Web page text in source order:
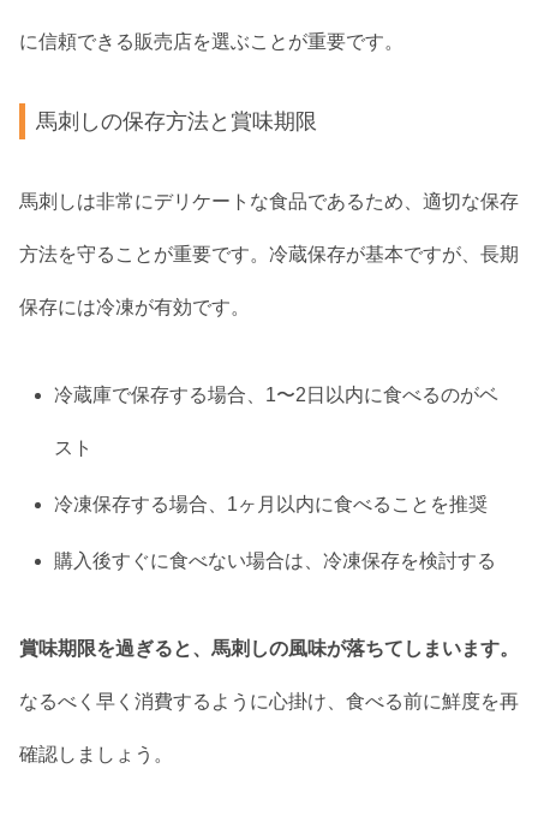
に信頼できる販売店を選ぶことが重要です。
馬刺しの保存方法と賞味期限
馬刺しは非常にデリケートな食品であるため、適切な保存
方法を守ることが重要です。冷蔵保存が基本ですが、長期
保存には冷凍が有効です。
冷蔵庫で保存する場合、1〜2日以内に食べるのがベ
スト
冷凍保存する場合、1ヶ月以内に食べることを推奨
購入後すぐに食べない場合は、冷凍保存を検討する
賞味期限を過ぎると、馬刺しの風味が落ちてしまいます。
なるべく早く消費するように心掛け、食べる前に鮮度を再
確認しましょう。